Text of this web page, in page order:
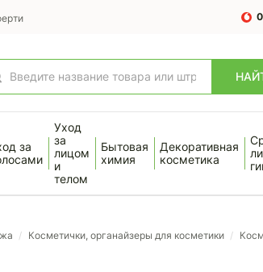
за
Уход
за
лицом
и
телом
Бытовая
химия
Декоративная
косметика
/ Косметички, органайзеры для косметики /